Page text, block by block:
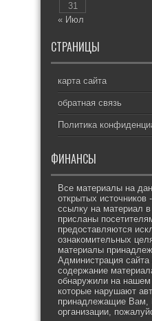
31
« Июл
СТРАНИЦЫ
карта сайта
обратная связь
Политика
ФИНАНСЫ
Все материалы на
открытых
ссылку на материал
присланы
предоставляются
ознакомительных
материалы
Администрация сайта
содержание
обнаружили на
которые нарушают
принадлежащие Вам,
организации,